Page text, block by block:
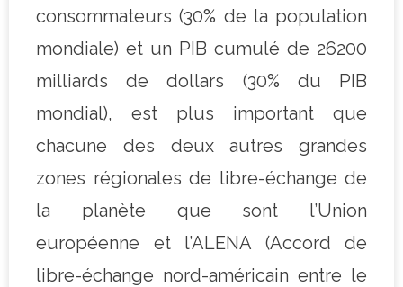
consommateurs (30% de la population
mondiale) et un PIB cumulé de 26200
milliards de dollars (30% du PIB
mondial), est plus important que
chacune des deux autres grandes
zones régionales de libre-échange de
la planète que sont l’Union
européenne et l’ALENA (Accord de
libre-échange nord-américain entre le